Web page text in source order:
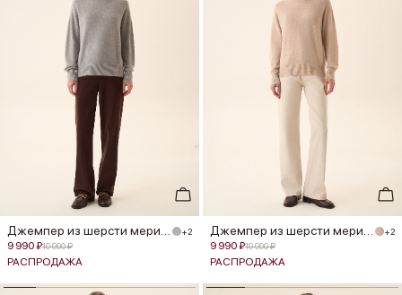
+2
9 990 ₽19 990 ₽
РАСПРОДАЖА
+2
9 990 ₽19 990 ₽
РАСПРОДАЖА